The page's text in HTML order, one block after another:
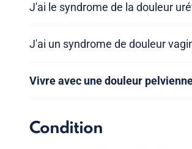
J'ai le syndrome de la douleur
J'ai un syndrome de douleur
Vivre avec une douleur
Condition